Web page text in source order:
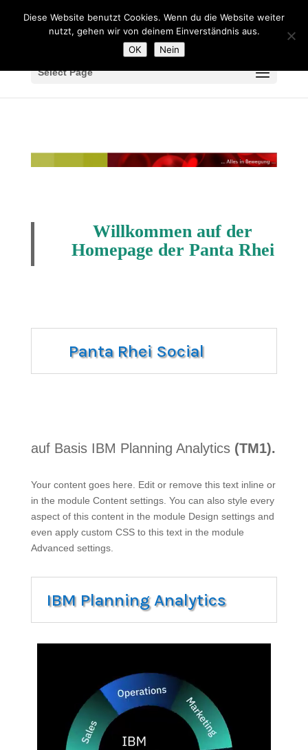
Select Page
Willkommen auf der
Homepage der Panta Rhei
Panta Rhei Social
auf Basis IBM Planning Analytics (TM1).
Your content goes here. Edit or remove this text inline or
in the module Content settings. You can also style every
aspect of this content in the module Design settings and
even apply custom CSS to this text in the module
Advanced settings.
IBM Planning Analytics
Diese Website benutzt Cookies. Wenn du die Website weiter
nutzt, gehen wir von deinem Einverständnis aus.
OK
Nein